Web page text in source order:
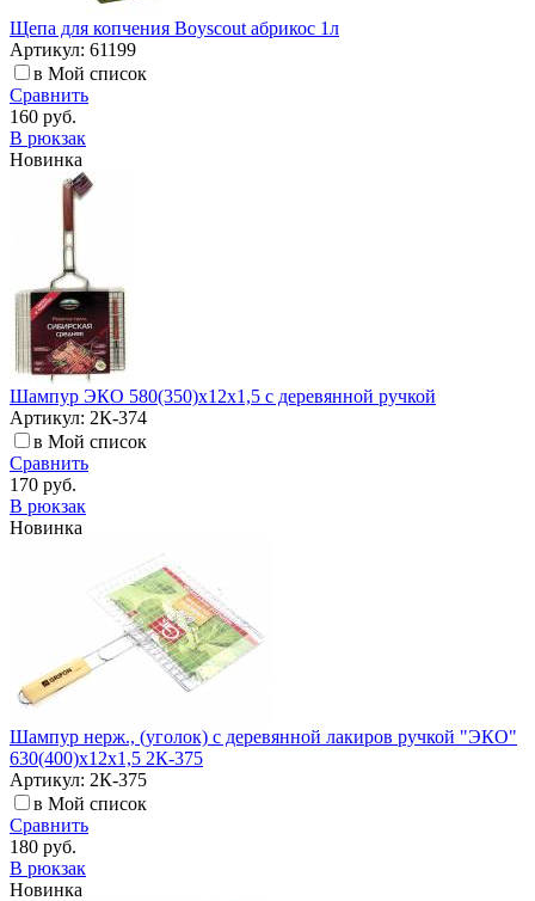
Щепа для копчения Boyscout абрикос 1л
Артикул: 61199
в Мой список
Сравнить
160 руб.
В рюкзак
Новинка
Шампур ЭКО 580(350)х12х1,5 с деревянной ручкой
Артикул: 2К-374
в Мой список
Сравнить
170 руб.
В рюкзак
Новинка
Шампур нерж., (уголок) с деревянной лакиров ручкой "ЭКО"
630(400)х12х1,5 2К-375
Артикул: 2К-375
в Мой список
Сравнить
180 руб.
В рюкзак
Новинка